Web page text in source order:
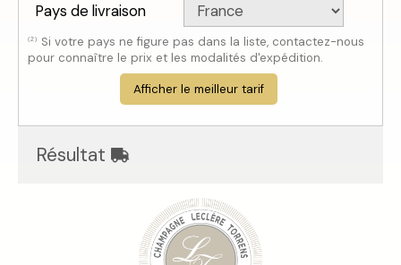
Pays de livraison
(2)
Si votre pays ne figure pas dans la liste, contactez-nous
pour connaître le prix et les modalités d'expédition.
Afficher le meilleur tarif
Résultat